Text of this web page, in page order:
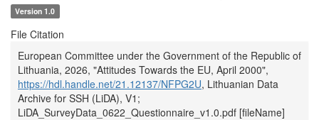
Version 1.0
File Citation
European Committee under the Government of the Republic of
Lithuania, 2026, "Attitudes Towards the EU, April 2000",
https://hdl.handle.net/21.12137/NFPG2U, Lithuanian Data
Archive for SSH (LiDA), V1;
LiDA_SurveyData_0622_Questionnaire_v1.0.pdf [fileName]